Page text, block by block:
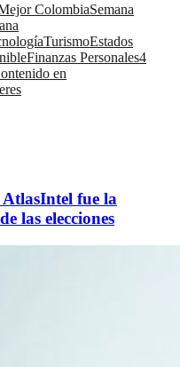
ColombiaSemana
TurismoEstados
Finanzas Personales4
en
AtlasIntel fue la
las elecciones